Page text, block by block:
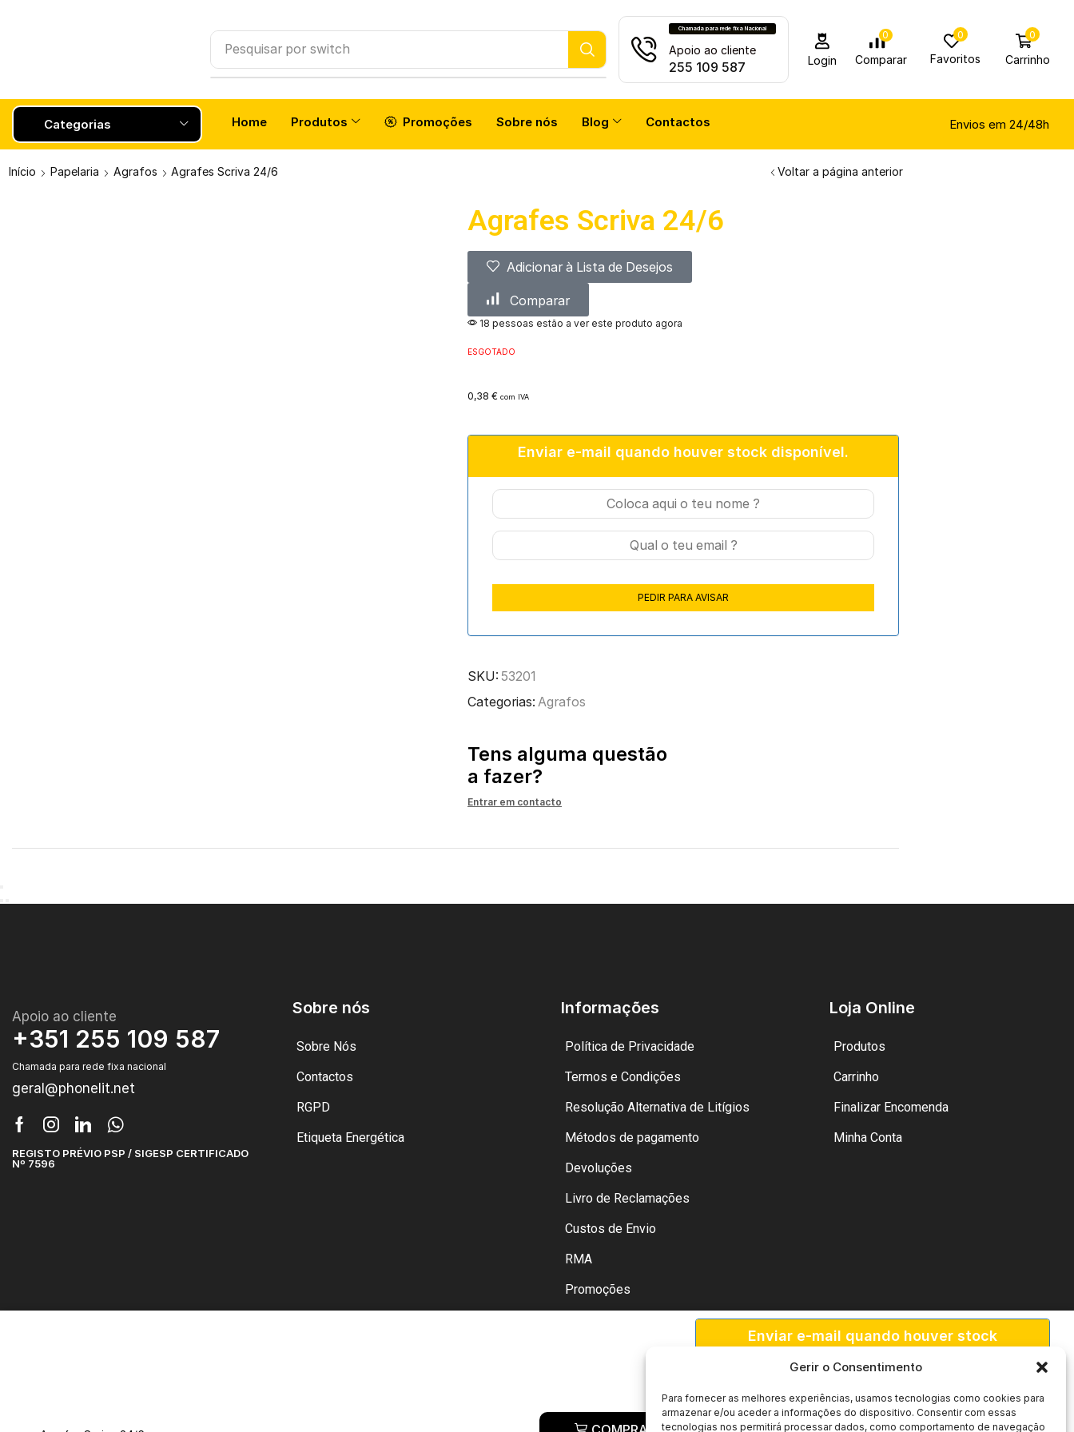
Gerir o Consentimento
Para fornecer as melhores experiências, usamos tecnologias como cookies para
armazenar e/ou aceder a informações do dispositivo. Consentir com essas
tecnologias nos permitirá processar dados, como comportamento de navegação
Pesquisar por Smartwatch
Chamada para rede fixa Nacional
Apoio ao cliente
255 109 587 Login
0
Comparar
0
Favoritos
0
Carrinho
Categorias Home Produtos Promoções Sobre nós Blog Contactos Envios em 24/48h
Início Papelaria Agrafos Agrafes Scriva 24/6 Voltar a página anterior
Agrafes Scriva 24/6
Adicionar à Lista de Desejos
Comparar
18 pessoas estão a ver este produto agora
ESGOTADO
0,38 € com IVA
Enviar e-mail quando houver stock disponível.
SKU: 53201
Categorias: Agrafos
Tens alguma questão
a fazer?
Entrar em contacto
Enviar e-mail quando houver stock
Apoio ao cliente
+351 255 109 587
Chamada para rede fixa nacional
geral@phonelit.net
REGISTO PRÉVIO PSP / SIGESP CERTIFICADO
Nº 7596
Sobre nós
Sobre Nós
Contactos
RGPD
Etiqueta Energética
Informações
Política de Privacidade
Termos e Condições
Resolução Alternativa de Litígios
Métodos de pagamento
Devoluções
Livro de Reclamações
Custos de Envio
RMA
Promoções
Loja Online
Produtos
Carrinho
Finalizar Encomenda
Minha Conta
Copyright © 2007-2026